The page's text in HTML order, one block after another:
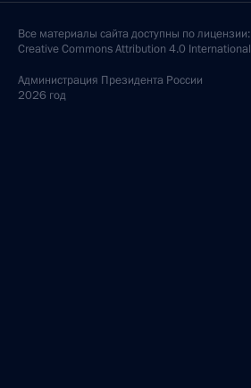
Все материалы сайта доступны по лицензии:
Creative Commons Attribution 4.0 International
Администрация Президента России
2026 год